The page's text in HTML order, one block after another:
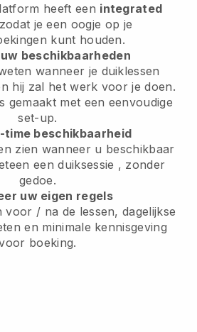
heeft een integrated
zodat je een oogje op je
kunt houden.
beschikbaarheden
wanneer je duiklessen
hij zal het werk voor je doen.
gemaakt met een eenvoudige
set-up.
time beschikbaarheid
zien wanneer u beschikbaar
een duiksessie , zonder
gedoe.
uw eigen regels
voor / na de lessen, dagelijkse
en minimale kennisgeving
boeking.